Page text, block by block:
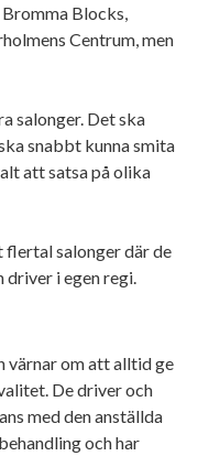
Blocks,
Centrum, men
salonger. Det ska
snabbt kunna smita
att satsa på olika
flertal salonger där de
driver i egen regi.
värnar om att alltid ge
De driver och
med den anställda
och har